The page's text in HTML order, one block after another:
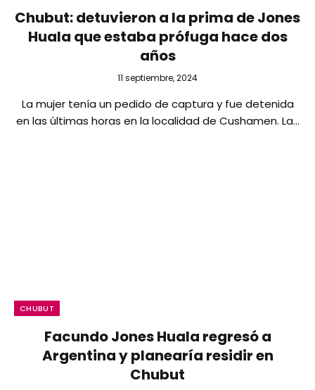
Chubut: detuvieron a la prima de Jones
Huala que estaba prófuga hace dos
años
11 septiembre, 2024
La mujer tenía un pedido de captura y fue detenida
en las últimas horas en la localidad de Cushamen. La…
CHUBUT
Facundo Jones Huala regresó a
Argentina y planearía residir en
Chubut